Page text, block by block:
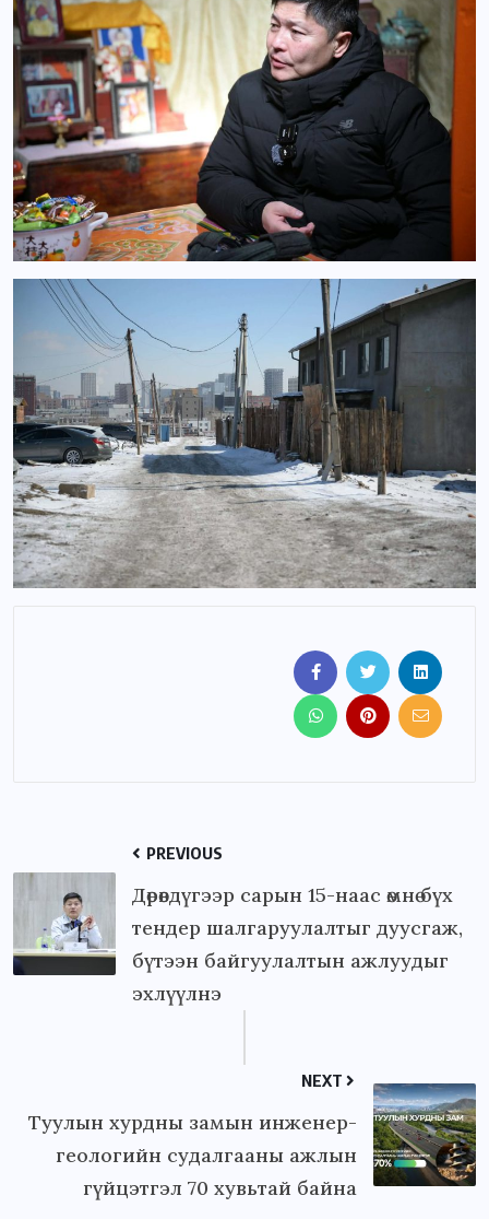
PREVIOUS
Дөрөвдүгээр сарын 15-наас өмнө бүх
тендер шалгаруулалтыг дуусгаж,
бүтээн байгуулалтын ажлуудыг
эхлүүлнэ
NEXT
Туулын хурдны замын инженер-
геологийн судалгааны ажлын
гүйцэтгэл 70 хувьтай байна